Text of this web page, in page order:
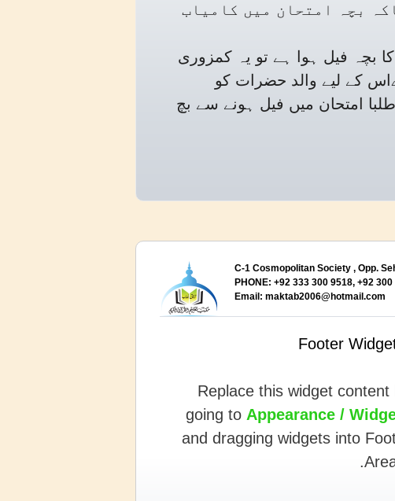
بچہ امتحان میں کامیاب
کا بچہ فیل ہوا ہے تو یہ کمزوری
کے لیے والد حضرات کو
طلبا امتحان میں فیل ہونے سے بچ
C-1 Cosmopolitan Society , Opp.
PHONE: +92 333 300 9518, +92
Email: maktab2006@hotmail.com
Footer
Replace this widget content
going to Appearance /
and dragging widgets into